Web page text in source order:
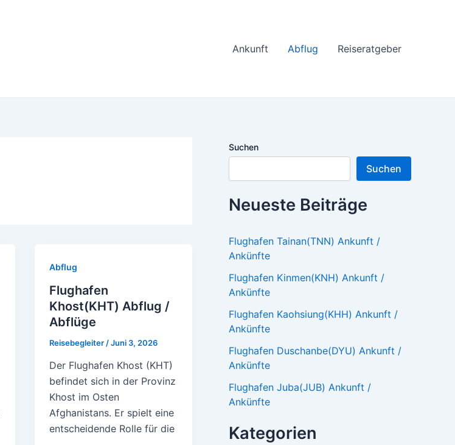
Ankunft Abflug Reiseratgeber
Abflug
Flughafen
Khost(KHT) Abflug /
Abflüge
Reisebegleiter /Juni 3, 2026
Der Flughafen Khost (KHT)
befindet sich in der Provinz
Khost im Osten
Afghanistans. Er spielt eine
entscheidende Rolle für die
Suchen
Suchen
Neueste Beiträge
Flughafen Tainan(TNN) Ankunft /
Ankünfte
Flughafen Kinmen(KNH) Ankunft /
Ankünfte
Flughafen Kaohsiung(KHH) Ankunft /
Ankünfte
Flughafen Duschanbe(DYU) Ankunft /
Ankünfte
Flughafen Juba(JUB) Ankunft /
Ankünfte
Kategorien